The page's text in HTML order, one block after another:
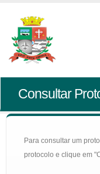
Consultar
Para consultar um
protocolo e clique em